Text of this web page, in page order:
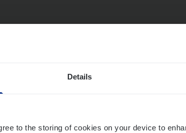
Details
to the storing of cookies on your device to